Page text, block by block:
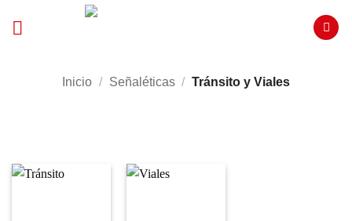
Inicio / Señaléticas / Tránsito y Viales